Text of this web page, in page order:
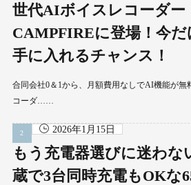
世代AIボイスレコーダ
CAMPFIREに登場！今
手に入れるチャンス！
合同会社0＆1から、月額費用なしでAI機能が無
コーダ……
2026年1月15日
もう充電器選びに迷わな
蔵で3台同時充電もOKな